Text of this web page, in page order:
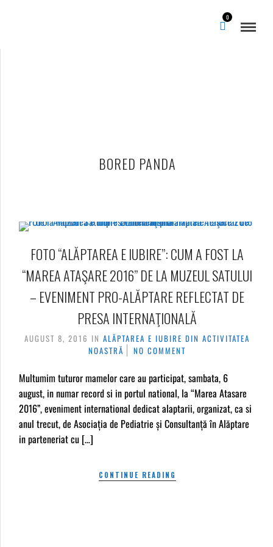
0
BORED PANDA
FOTO “ALĂPTAREA E IUBIRE”: CUM A FOST LA
“MAREA ATAŞARE 2016” DE LA MUZEUL SATULUI
– EVENIMENT PRO-ALĂPTARE REFLECTAT DE
PRESA INTERNAŢIONALĂ
AUGUST 8, 2016 IN ALĂPTAREA E IUBIRE DIN ACTIVITATEA
NOASTRĂ
NO COMMENT
Multumim tuturor mamelor care au participat, sambata, 6
august, in numar record si in portul national, la “Marea Atasare
2016”, eveniment international dedicat alaptarii, organizat, ca si
anul trecut, de Asociația de Pediatrie și Consultanță în Alăptare
in parteneriat cu […]
CONTINUE READING